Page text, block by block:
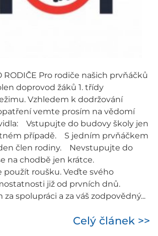
RODIČE Pro rodiče našich prvňáčků
doprovod žáků 1. třídy
Vzhledem k dodržování
vemte prosím na vědomí
Vstupujte do budovy školy jen
případě. S jedním prvňáčkem
člen rodiny. Nevstupujte do
na chodbě jen krátce.
použít roušku. Veďte svého
již od prvních dnů.
spolupráci a za váš zodpovědný...
Celý článek >>